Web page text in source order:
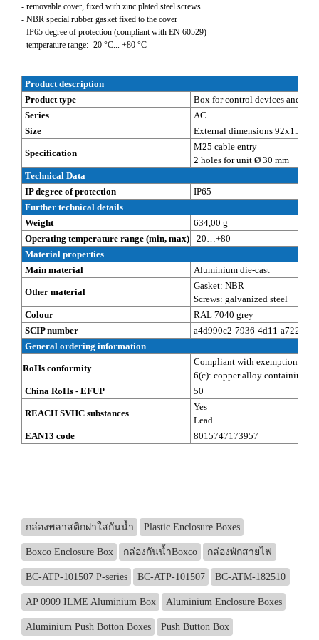
- removable cover, fixed with zinc plated steel screws
- NBR special rubber gasket fixed to the cover
- IP65 degree of protection (compliant with EN 60529)
- temperature range: -20 °C... +80 °C
Product description
Product type
Box for control devices and
Series
AC
Size
External dimensions
Specification
M25 cable entry
2 holes for unit Ø 30 mm
Technical Data
IP degree of protection
IP65
Further technical details
Weight
634,00 g
Operating temperature range (min, max) -20…+80
Material properties
Main material
Aluminium die-cast
Other material
Gasket: NBR
Screws: galvanized steel
Colour
RAL 7040 grey
SCIP number
a4d990c2-7936-4d11-a722-
General ordering information
RoHs conformity
Compliant with exemption
6(c): copper alloy containing
China RoHs - EFUP
50
REACH SVHC substances
Yes
Lead
EAN13 code
8015747173957
กล่องพลาสติกฝาใสกันน้ำ Plastic Enclosure Boxes
Boxco Enclosure Box กล่องกันน้ำBoxco กล่องพักสายไฟ
BC-ATP-101507 P-series BC-ATP-101507 BC-ATM-182510
AP 0909 ILME Aluminium Box Aluminium Enclosure Boxes
Aluminium Push Botton Boxes Push Button Box